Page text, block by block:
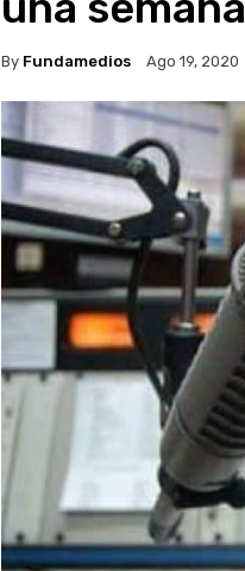
By Fundamedios Ago 19, 2020